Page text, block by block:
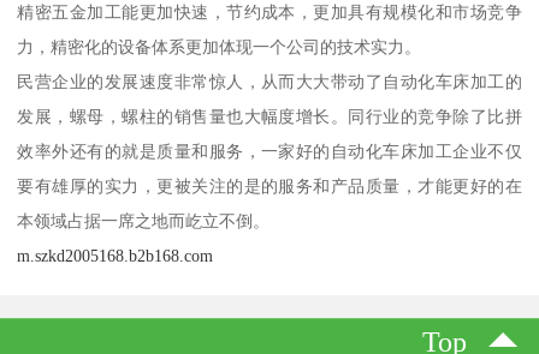
精密五金加工能更加快速，节约成本，更加具有规模化和市场竞争
力，精密化的设备体系更加体现一个公司的技术实力。
民营企业的发展速度非常惊人，从而大大带动了自动化车床加工的
发展，螺母，螺柱的销售量也大幅度增长。同行业的竞争除了比拼
效率外还有的就是质量和服务，一家好的自动化车床加工企业不仅
要有雄厚的实力，更被关注的是的服务和产品质量，才能更好的在
本领域占据一席之地而屹立不倒。
m.szkd2005168.b2b168.com
Top